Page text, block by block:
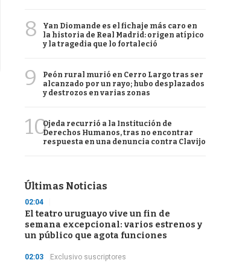
8
Yan Diomande es el fichaje más caro en
la historia de Real Madrid: origen atípico
y la tragedia que lo fortaleció
9
Peón rural murió en Cerro Largo tras ser
alcanzado por un rayo; hubo desplazados
y destrozos en varias zonas
10Ojeda recurrió a la Institución de
Derechos Humanos, tras no encontrar
respuesta en una denuncia contra Clavijo
Últimas Noticias
02:04
El teatro uruguayo vive un fin de
semana excepcional: varios estrenos y
un público que agota funciones
02:03 Exclusivo suscriptores